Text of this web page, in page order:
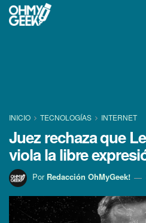
INICIO TECNOLOGÍ­AS INTERNET
Juez rechaza que
viola la libre
Por Redacción OhMyGeek!